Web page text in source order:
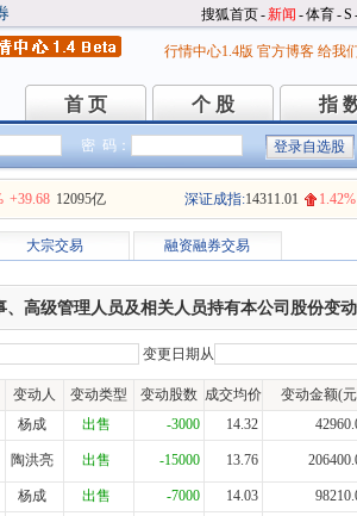
搜狐首页-新闻 -体育-S
行情中心1.4版 官方博客 给我
首 页
首 页 个 股
个 股 指
指
密 码：
+39.68 12095亿 深证成指:14311.01 1.42%
大宗交易 融资融券交易
、高级管理人员及相关人员持有本公司股份变
变更日期从
变动人 变动类型 变动股数 成交均价
变动金额(
杨成 出售 -3000 14.32
陶洪亮 出售 -15000 13.76
杨成 出售 -7000 14.03